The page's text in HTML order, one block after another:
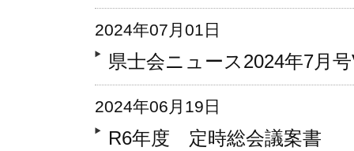
2024年07月01日
県士会ニュース2024年7月
2024年06月19日
R6年度 定時総会議案書